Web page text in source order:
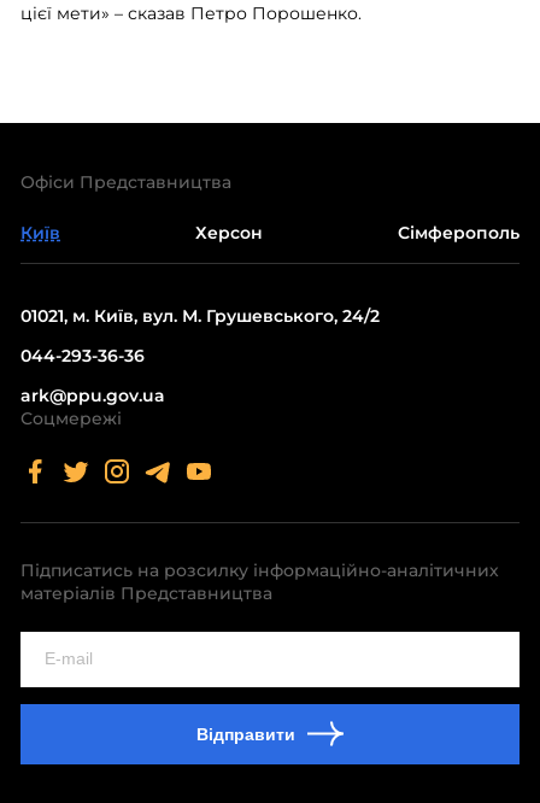
цієї мети» – сказав Петро Порошенко.
Офіси Представництва
Київ Херсон Сімферополь
01021, м. Київ, вул. М. Грушевського, 24/2
044-293-36-36
ark@ppu.gov.ua
Соцмережі
Підписатись на розсилку інформаційно-аналітичних
матеріалів Представництва
Відправити